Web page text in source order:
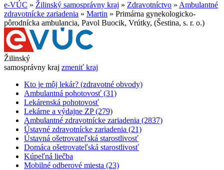
e-VÚC » Žilinský samosprávny kraj » Zdravotníctvo » Ambulantné
zdravotnícke zariadenia » Martin » Primárna gynekologicko-
pôrodnícka ambulancia, Pavol Buocik, Vrútky, (Šestina, s. r. o.)
Žilinský
samosprávny kraj zmeniť kraj
Kto je môj lekár? (zdravotné obvody)
Ambulantná pohotovosť (31)
Lekárenská pohotovosť
Lekárne a výdajne ZP (279)
Ambulantné zdravotnícke zariadenia (2837)
Ústavné zdravotnícke zariadenia (21)
Ústavná ošetrovateľská starostlivosť
Domáca ošetrovateľská starostlivosť
Kúpeľná liečba
Mobilné odberové miesta (23)